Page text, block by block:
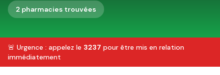
2 pharmacies trouvées
🚨 Urgence : appelez le 3237 pour être mis en relation
immédiatement